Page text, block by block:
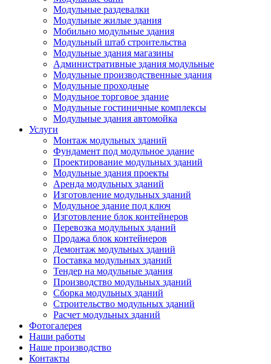
Модульные раздевалки
Модульные жилые здания
Мобильно модульные здания
Модульный штаб строительства
Модульные здания магазины
Административные здания модульные
Модульные производственные здания
Модульные проходные
Модульное торговое здание
Модульные гостиничные комплексы
Модульные здания автомойка
Услуги
Монтаж модульных зданий
Фундамент под модульное здание
Проектирование модульных зданий
Модульные здания проекты
Аренда модульных зданий
Изготовление модульных зданий
Модульное здание под ключ
Изготовление блок контейнеров
Перевозка модульных зданий
Продажа блок контейнеров
Демонтаж модульных зданий
Поставка модульных зданий
Тендер на модульные здания
Производство модульных зданий
Сборка модульных зданий
Строительство модульных зданий
Расчет модульных зданий
Фотогалерея
Наши работы
Наше производство
Контакты